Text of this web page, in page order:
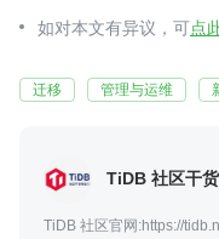
如对本文有异议，可点
迁移 管理与运维
TiDB 社区干货
TiDB 社区官网:https://